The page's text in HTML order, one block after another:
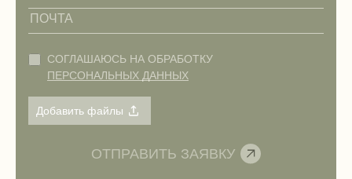
СОГЛАШАЮСЬ НА ОБРАБОТКУ
ПЕРСОНАЛЬНЫХ ДАННЫХ